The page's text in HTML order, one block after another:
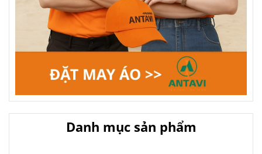
Danh mục sản phẩm